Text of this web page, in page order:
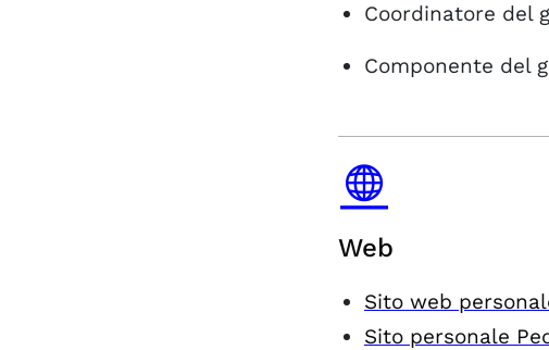
Coordinatore del
Componente del
Web
Sito web
Sito personale